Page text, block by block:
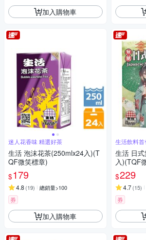
加入購物車
迷人花香味 精選好茶
生活 泡沫花茶(250mlx24入)(T
QF微笑標章)
$179
4.8 (19) 總銷量>100
券
加入購物車
生活飲料
生活 日
入)(TQF
$229
4.7(15)
券